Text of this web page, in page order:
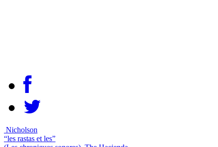
Nicholson
“les rastas et les”